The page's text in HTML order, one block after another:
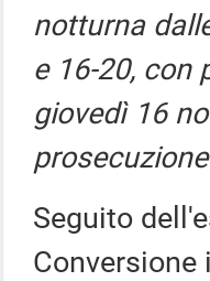
notturna
e 16-20, con
giovedì 16
Seguito
Conversione